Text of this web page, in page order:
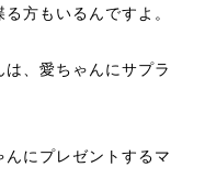
方もいるんですよ。
、愛ちゃんにサプラ
にプレゼントするマ